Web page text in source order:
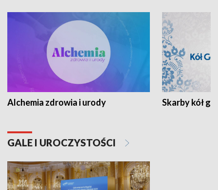
Alchemia zdrowia i urody Skarby kół
GALE I UROCZYSTOŚCI